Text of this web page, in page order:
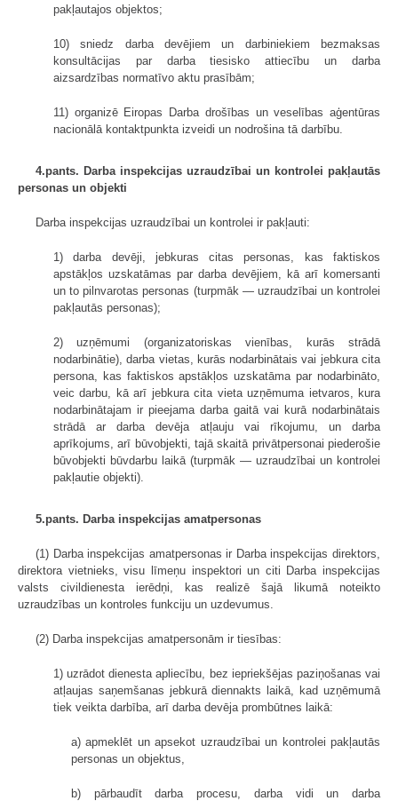
pakļautajos objektos;
10) sniedz darba devējiem un darbiniekiem bezmaksas
konsultācijas par darba tiesisko attiecību un darba
aizsardzības normatīvo aktu prasībām;
11) organizē Eiropas Darba drošības un veselības aģentūras
nacionālā kontaktpunkta izveidi un nodrošina tā darbību.
4.pants. Darba inspekcijas uzraudzībai un kontrolei pakļautās
personas un objekti
Darba inspekcijas uzraudzībai un kontrolei ir pakļauti:
1) darba devēji, jebkuras citas personas, kas faktiskos
apstākļos uzskatāmas par darba devējiem, kā arī komersanti
un to pilnvarotas personas (turpmāk — uzraudzībai un kontrolei
pakļautās personas);
2) uzņēmumi (organizatoriskas vienības, kurās strādā
nodarbinātie), darba vietas, kurās nodarbinātais vai jebkura cita
persona, kas faktiskos apstākļos uzskatāma par nodarbināto,
veic darbu, kā arī jebkura cita vieta uzņēmuma ietvaros, kura
nodarbinātajam ir pieejama darba gaitā vai kurā nodarbinātais
strādā ar darba devēja atļauju vai rīkojumu, un darba
aprīkojums, arī būvobjekti, tajā skaitā privātpersonai piederošie
būvobjekti būvdarbu laikā (turpmāk — uzraudzībai un kontrolei
pakļautie objekti).
5.pants. Darba inspekcijas amatpersonas
(1) Darba inspekcijas amatpersonas ir Darba inspekcijas direktors,
direktora vietnieks, visu līmeņu inspektori un citi Darba inspekcijas
valsts civildienesta ierēdņi, kas realizē šajā likumā noteikto
uzraudzības un kontroles funkciju un uzdevumus.
(2) Darba inspekcijas amatpersonām ir tiesības:
1) uzrādot dienesta apliecību, bez iepriekšējas paziņošanas vai
atļaujas saņemšanas jebkurā diennakts laikā, kad uzņēmumā
tiek veikta darbība, arī darba devēja prombūtnes laikā:
a) apmeklēt un apsekot uzraudzībai un kontrolei pakļautās
personas un objektus,
b) pārbaudīt darba procesu, darba vidi un darba